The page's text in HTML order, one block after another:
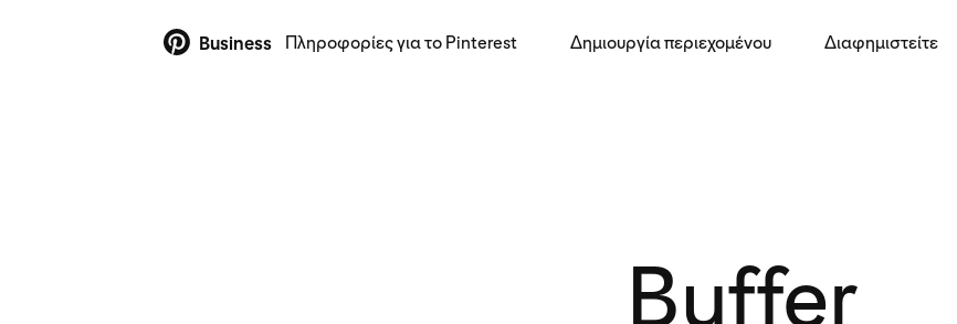
Business Πληροφορίες για το Pinterest Δημιουργία περιεχομένου Διαφημιστείτε
Buffer